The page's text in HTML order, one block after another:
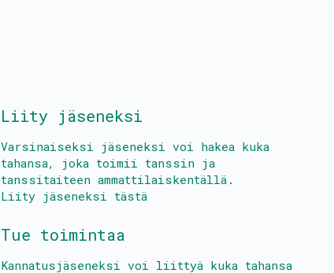
Liity jäseneksi
Varsinaiseksi jäseneksi voi hakea kuka
tahansa, joka toimii tanssin ja
tanssitaiteen ammattilaiskentällä.
Liity jäseneksi tästä
Tue toimintaa
Kannatusjäseneksi voi liittyä kuka tahansa